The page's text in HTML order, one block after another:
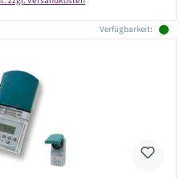
Verfügbarkeit: